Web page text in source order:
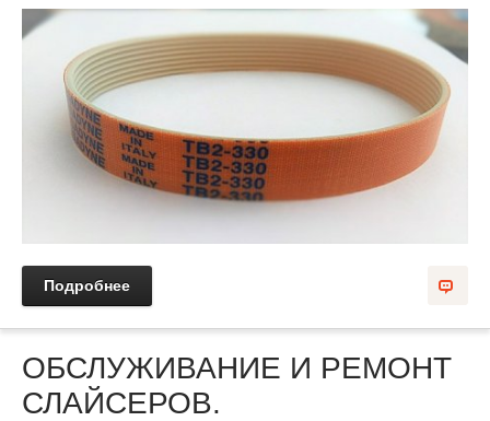
Подробнее
ОБСЛУЖИВАНИЕ И РЕМОНТ
СЛАЙСЕРОВ.